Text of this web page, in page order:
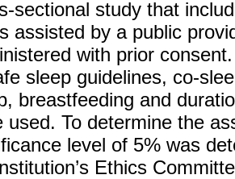
sectional study that
assisted by a public
with prior
sleep guidelines, co-
breastfeeding and
used. To determine the
level of 5% was
Ethics